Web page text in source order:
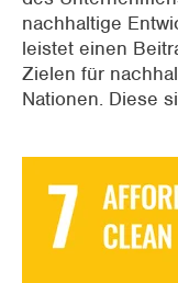
nachhaltige
leistet einen
Zielen für
Nationen. Diese